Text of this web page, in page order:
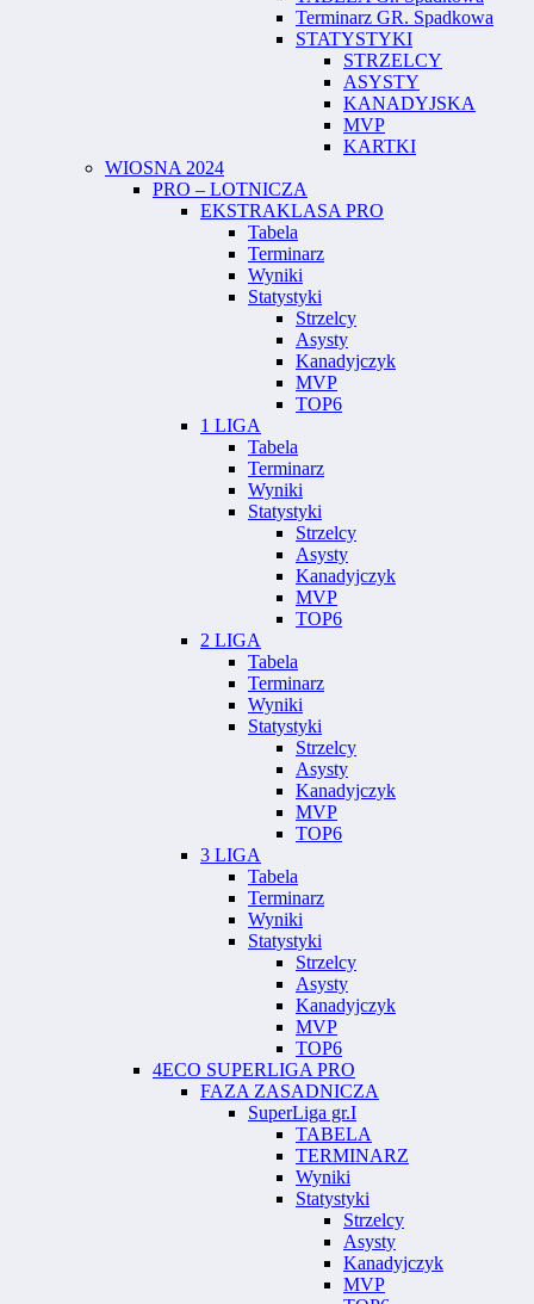
Terminarz GR. Spadkowa
STATYSTYKI
STRZELCY
ASYSTY
KANADYJSKA
MVP
KARTKI
WIOSNA 2024
PRO – LOTNICZA
EKSTRAKLASA PRO
Tabela
Terminarz
Wyniki
Statystyki
Strzelcy
Asysty
Kanadyjczyk
MVP
TOP6
1 LIGA
Tabela
Terminarz
Wyniki
Statystyki
Strzelcy
Asysty
Kanadyjczyk
MVP
TOP6
2 LIGA
Tabela
Terminarz
Wyniki
Statystyki
Strzelcy
Asysty
Kanadyjczyk
MVP
TOP6
3 LIGA
Tabela
Terminarz
Wyniki
Statystyki
Strzelcy
Asysty
Kanadyjczyk
MVP
TOP6
4ECO SUPERLIGA PRO
FAZA ZASADNICZA
SuperLiga gr.I
TABELA
TERMINARZ
Wyniki
Statystyki
Strzelcy
Asysty
Kanadyjczyk
MVP